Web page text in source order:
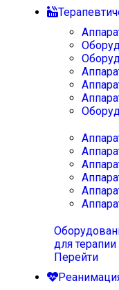
для терапии
Перейти